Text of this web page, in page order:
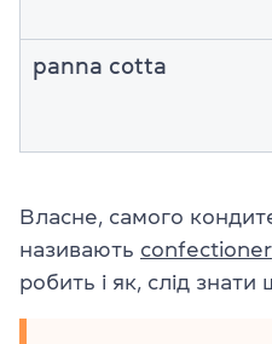
panna cotta
Власне, самого
називають confectioner
робить і як, слід знати